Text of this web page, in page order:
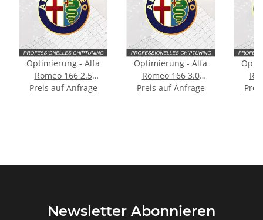
Optimierung - Alfa
Romeo 166 2.5
Typ:936 190PS
Preis auf Anfrage
Optimierung - Alfa
Romeo 166 3.0
Typ:936 226PS
Preis auf Anfrage
Newsletter Abonnieren